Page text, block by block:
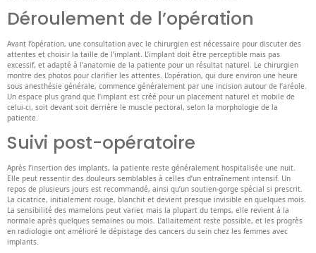
Déroulement de l’opération
Avant l’opération, une consultation avec le chirurgien est nécessaire pour discuter des
attentes et choisir la taille de l’implant. L’implant doit être perceptible mais pas
excessif, et adapté à l’anatomie de la patiente pour un résultat naturel. Le chirurgien
montre des photos pour clarifier les attentes. L’opération, qui dure environ une heure
sous anesthésie générale, commence généralement par une incision autour de l’aréole.
Un espace plus grand que l’implant est créé pour un placement naturel et mobile de
celui-ci, soit devant soit derrière le muscle pectoral, selon la morphologie de la
patiente.
Suivi post-opératoire
Après l’insertion des implants, la patiente reste généralement hospitalisée une nuit.
Elle peut ressentir des douleurs semblables à celles d’un entraînement intensif. Un
repos de plusieurs jours est recommandé, ainsi qu’un soutien-gorge spécial si prescrit.
La cicatrice, initialement rouge, blanchit et devient presque invisible en quelques mois.
La sensibilité des mamelons peut varier, mais la plupart du temps, elle revient à la
normale après quelques semaines ou mois. L’allaitement reste possible, et les progrès
en radiologie ont amélioré le dépistage des cancers du sein chez les femmes avec
implants.